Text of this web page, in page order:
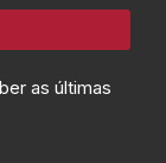
as últimas